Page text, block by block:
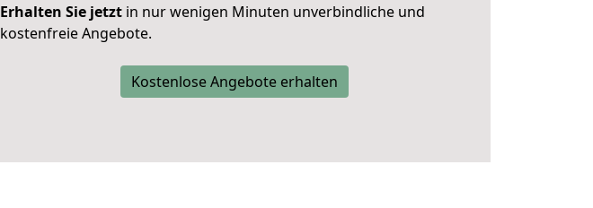
Erhalten Sie jetzt in nur wenigen Minuten unverbindliche und
kostenfreie Angebote.
Kostenlose Angebote erhalten